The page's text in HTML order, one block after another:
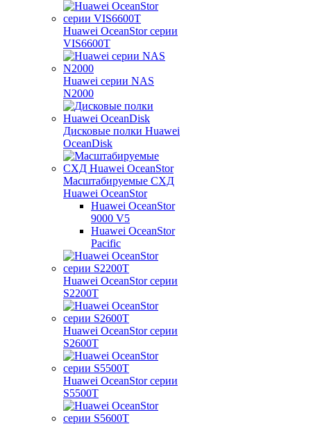
Huawei OceanStor серии
VIS6600T
Huawei серии NAS
N2000
Дисковые полки Huawei
OceanDisk
Масштабируемые СХД
Huawei OceanStor
Huawei OceanStor
9000 V5
Huawei OceanStor
Pacific
Huawei OceanStor серии
S2200T
Huawei OceanStor серии
S2600T
Huawei OceanStor серии
S5500T